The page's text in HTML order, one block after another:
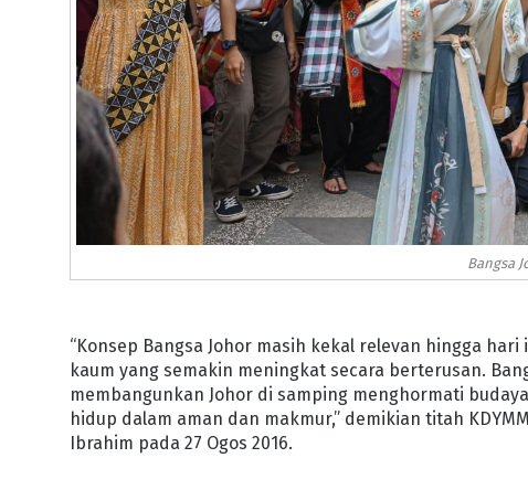
Bangsa
“Konsep Bangsa Johor masih kekal relevan hingga
kaum yang semakin meningkat secara berterusan.
membangunkan Johor di samping menghormati
hidup dalam aman dan makmur,” demikian titah
Ibrahim pada 27 Ogos 2016.